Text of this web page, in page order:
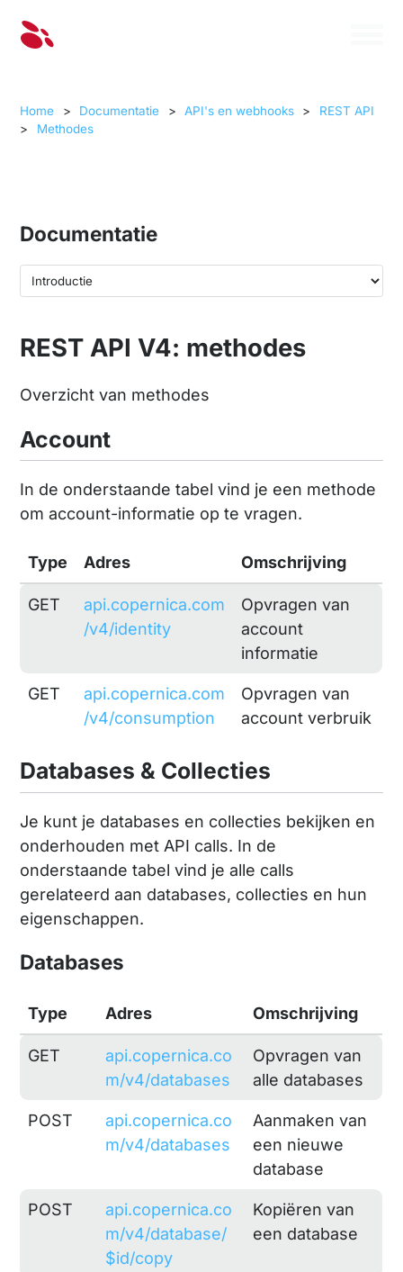
Home > Documentatie > API's en webhooks >
REST API
>
Methodes
Documentatie
REST API V4: methodes
Overzicht van methodes
Account
In de onderstaande tabel vind je een methode
om account-informatie op te vragen.
Type Adres Omschrijving
GET
api.copernica.com
/v4/identity
Opvragen van
account
informatie
GET
api.copernica.com
/v4/consumption
Opvragen van
account verbruik
Databases & Collecties
Je kunt je databases en collecties bekijken en
onderhouden met API calls. In de
onderstaande tabel vind je alle calls
gerelateerd aan databases, collecties en hun
eigenschappen.
Databases
Type Adres Omschrijving
GET
api.copernica.co
m/v4/databases
Opvragen van
alle databases
POST
api.copernica.co
m/v4/databases
Aanmaken van
een nieuwe
database
POST
api.copernica.co
m/v4/database/
$id/copy
Kopiëren van
een database